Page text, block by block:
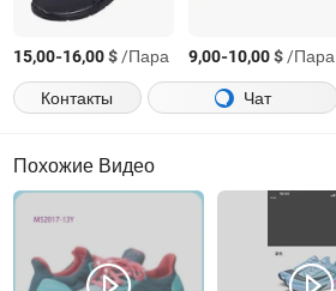
15,00-16,00$/Пара 9,00-10,00$/Пара
Контакты
Чат
Похожие Видео